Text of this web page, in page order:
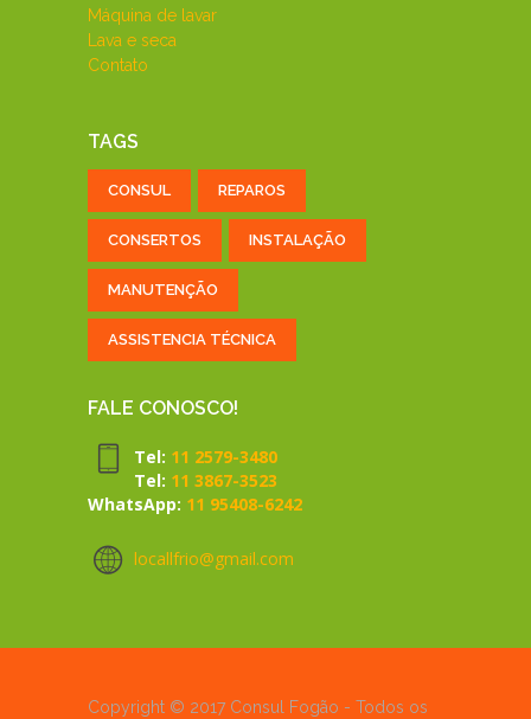
Máquina de lavar
Lava e seca
Contato
TAGS
CONSUL REPAROS
CONSERTOS INSTALAÇÃO
MANUTENÇÃO
ASSISTENCIA TÉCNICA
FALE CONOSCO!
Tel: 11 2579-3480
Tel: 11 3867-3523
WhatsApp: 11 95408-6242
locallfrio@gmail.com
Copyright © 2017 Consul Fogão - Todos os